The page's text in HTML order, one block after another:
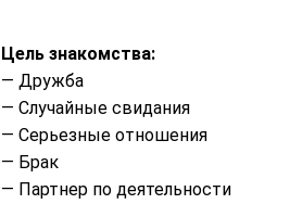
Цель знакомства:
— Дружба
— Случайные свидания
— Серьезные отношения
— Брак
— Партнер по деятельности